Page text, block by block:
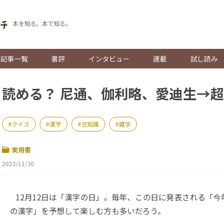
本を知る。本で知る。
記事一覧 書評 インタビュー 連載 試し読み
読める？ 尼通、伽利略、愛迪生→
クイズ 漢字 豆知識 雑学
実用書
2023/11/30
12月12日は「漢字の日」。毎年、この日に発表される「今
の漢字」を予想して楽しむ方も多いだろう。